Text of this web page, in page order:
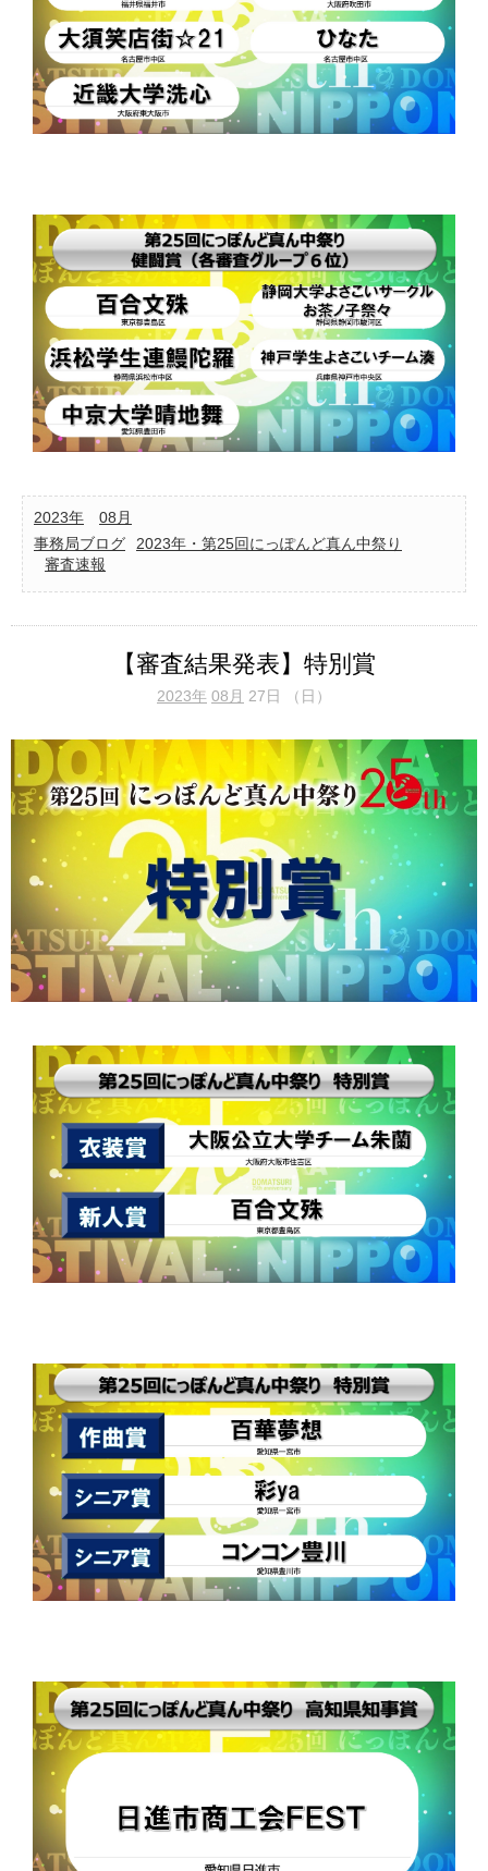
2023年
08月
事務局ブログ
2023年・第25回にっぽんど真ん中祭り
審査速報
【審査結果発表】特別賞
2023年 08月 27日 （日）